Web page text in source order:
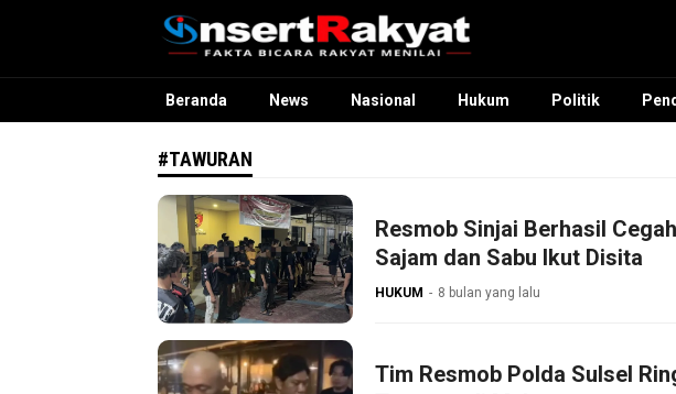
InsertRakyat.com
Fakta Bicara Rakyat Menilai
Beranda News Nasional Hukum Politik
#TAWURAN
Resmob Sinjai Berhasil
Sajam dan Sabu Ikut Disita
HUKUM 8 bulan yang lalu
Tim Resmob Polda Sulsel